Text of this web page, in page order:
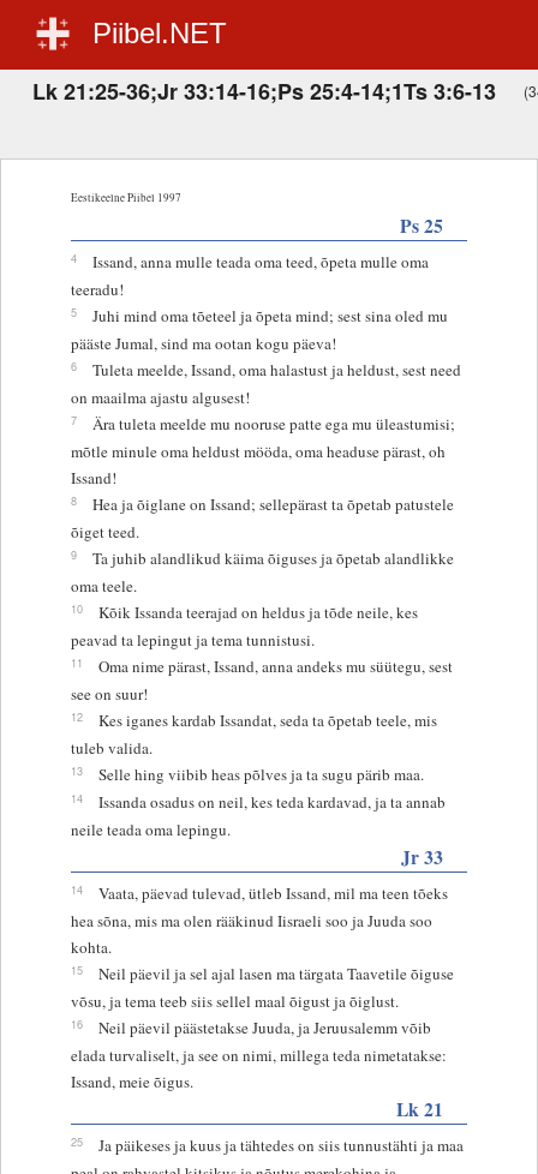
Piibel.NET
Lk 21:25-36;Jr 33:14-16;Ps 25:4-14;1Ts 3:6-13
Eestikeelne Piibel 1997
Ps 25
4
Issand, anna mulle teada oma teed, õpeta mulle oma
teeradu!
5
Juhi mind oma tõeteel ja õpeta mind; sest sina oled mu
pääste Jumal, sind ma ootan kogu päeva!
6
Tuleta meelde, Issand, oma halastust ja heldust, sest need
on maailma ajastu algusest!
7
Ära tuleta meelde mu nooruse patte ega mu üleastumisi;
mõtle minule oma heldust mööda, oma headuse pärast, oh
Issand!
8
Hea ja õiglane on Issand; sellepärast ta õpetab patustele
õiget teed.
9
Ta juhib alandlikud käima õiguses ja õpetab alandlikke
oma teele.
10
Kõik Issanda teerajad on heldus ja tõde neile, kes
peavad ta lepingut ja tema tunnistusi.
11
Oma nime pärast, Issand, anna andeks mu süütegu, sest
see on suur!
12
Kes iganes kardab Issandat, seda ta õpetab teele, mis
tuleb valida.
13 Selle hing viibib heas põlves ja ta sugu pärib maa.
14
Issanda osadus on neil, kes teda kardavad, ja ta annab
neile teada oma lepingu.
Jr 33
14
Vaata, päevad tulevad, ütleb Issand, mil ma teen tõeks
hea sõna, mis ma olen rääkinud Iisraeli soo ja Juuda soo
kohta.
15
Neil päevil ja sel ajal lasen ma tärgata Taavetile õiguse
võsu, ja tema teeb siis sellel maal õigust ja õiglust.
16
Neil päevil päästetakse Juuda, ja Jeruusalemm võib
elada turvaliselt, ja see on nimi, millega teda nimetatakse:
Issand, meie õigus.
Lk 21
25
Ja päikeses ja kuus ja tähtedes on siis tunnustähti ja maa